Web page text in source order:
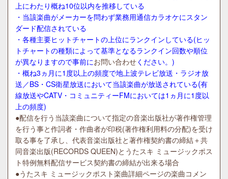
上にわたり概ね10位以内を推移している
・当該楽曲がメーカーを問わず業務用通信カラオケにスタン
ダード配信されている
・各種主要ヒットチャートの上位にランクインしている(ヒッ
トチャートの種類によって基準となるランクイン回数や順位
が異なりますので事前にお問い合わせください。)
・概ね3ヵ月に1度以上の頻度で地上波テレビ放送・ラジオ放
送／BS・CS衛星放送において当該楽曲が放送されている(有
線放送やCATV・コミュニティーFMにおいては1ヵ月に1度以
上の頻度)
●配信を行う当該楽曲について指定の音楽出版社が著作権管理
を行う事と作詞者・作曲者が印税(著作権利用料の分配)を受け
取る事を了承し、代表音楽出版社と著作権契約書の締結＋共
同音楽出版(RECORDS QUEEN)とうたスキ ミュージックポス
ト特例無料配信サービス契約書の締結が出来る場合
●うたスキ ミュージックポスト楽曲詳細ページの楽曲コメン